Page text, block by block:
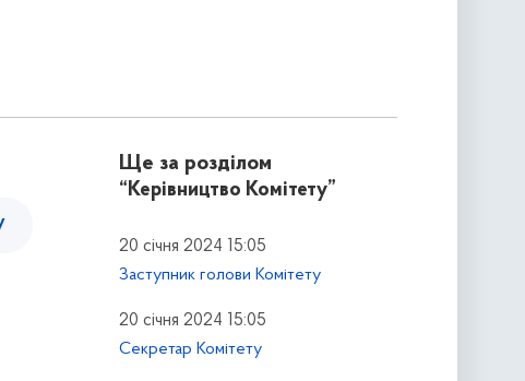
Ще за розділом
“Керівництво Комітету”
20 січня 2024 15:05
Заступник голови Комітету
20 січня 2024 15:05
Секретар Комітету